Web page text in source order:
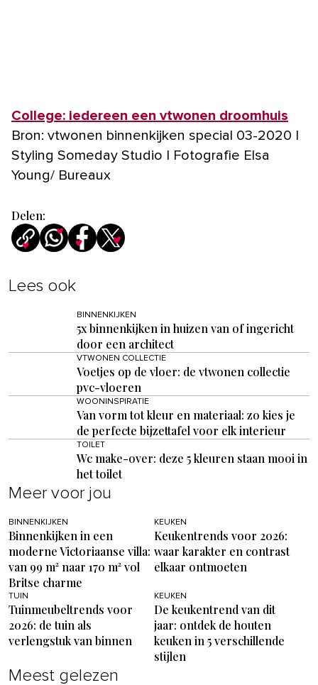
College: iedereen een vtwonen droomhuis
Bron: vtwonen binnenkijken special 03-2020 |
Styling Someday Studio | Fotografie Elsa
Young/ Bureaux
Delen:
Lees ook
BINNENKIJKEN
5x binnenkijken in huizen van of ingericht
door een architect
VTWONEN COLLECTIE
Voetjes op de vloer: de vtwonen collectie
pvc-vloeren
WOONINSPIRATIE
Van vorm tot kleur en materiaal: zo kies je
de perfecte bijzettafel voor elk interieur
TOILET
Wc make-over: deze 5 kleuren staan mooi in
het toilet
Meer voor jou
BINNENKIJKEN
Binnenkijken in een
moderne Victoriaanse villa:
van 99 m² naar 170 m² vol
Britse charme
KEUKEN
Keukentrends voor 2026:
waar karakter en contrast
elkaar ontmoeten
TUIN
Tuinmeubeltrends voor
2026: de tuin als
verlengstuk van binnen
KEUKEN
De keukentrend van dit
jaar: ontdek de houten
keuken in 5 verschillende
stijlen
Meest gelezen